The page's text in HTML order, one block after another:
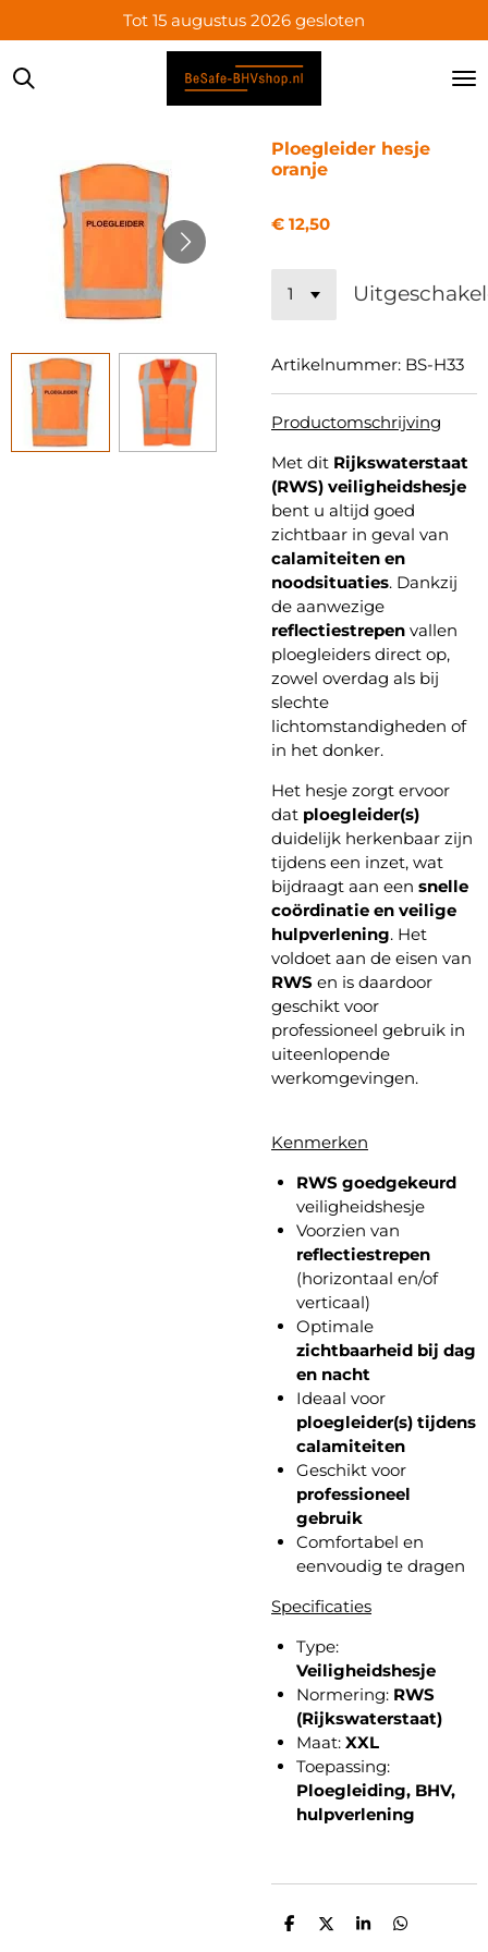
direct
naar
Tot 15 augustus 2026 gesloten
Ploegleider hesje
oranje
€ 12,50
Artikelnummer: BS-H33
Productomschrijving
Met dit Rijkswaterstaat
(RWS) veiligheidshesje
bent u altijd goed
zichtbaar in geval van
calamiteiten en
noodsituaties. Dankzij
de aanwezige
reflectiestrepen vallen
ploegleiders direct op,
zowel overdag als bij
slechte
lichtomstandigheden of
in het donker.
Het hesje zorgt ervoor
dat ploegleider(s)
duidelijk herkenbaar zijn
tijdens een inzet, wat
bijdraagt aan een snelle
coördinatie en veilige
hulpverlening. Het
voldoet aan de eisen van
RWS en is daardoor
geschikt voor
professioneel gebruik in
uiteenlopende
werkomgevingen.
Kenmerken
RWS goedgekeurd
veiligheidshesje
Voorzien van
reflectiestrepen
(horizontaal en/of
verticaal)
Optimale
zichtbaarheid bij dag
en nacht
Ideaal voor
ploegleider(s) tijdens
calamiteiten
Geschikt voor
professioneel
gebruik
Comfortabel en
eenvoudig te dragen
Specificaties
Type:
Veiligheidshesje
Normering: RWS
(Rijkswaterstaat)
Maat: XXL
Toepassing:
Ploegleiding, BHV,
hulpverlening
D
D
S
D